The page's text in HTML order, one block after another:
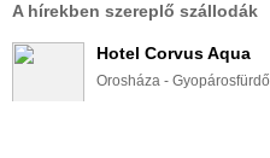
A hírekben szereplő szállodák
Hotel Corvus Aqua
Orosháza - Gyopárosfürdő